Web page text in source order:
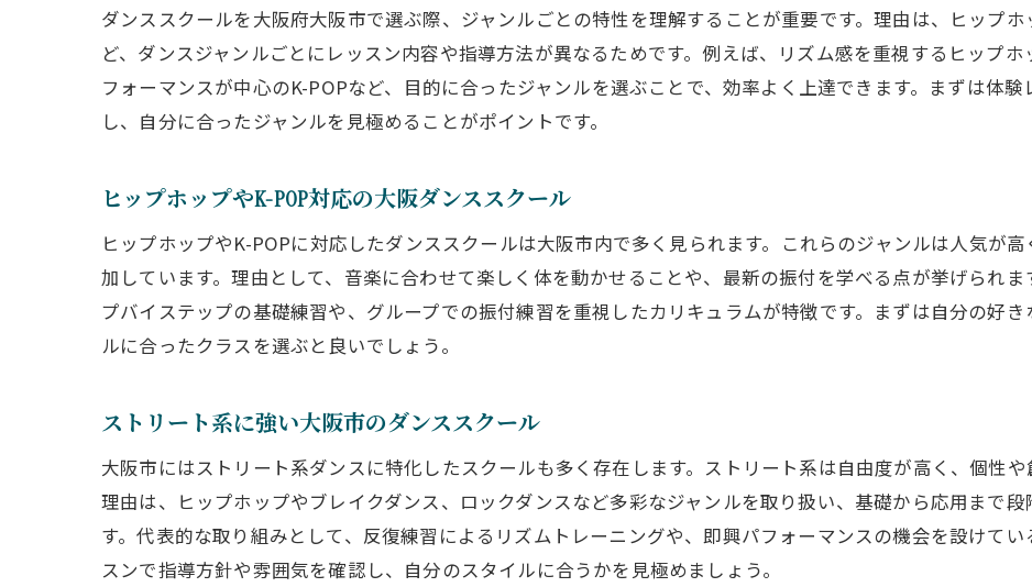
ダンススクールを大阪府大阪市で選ぶ際、ジャンルごとの特性を理解することが重要です。理由は、ヒップ
ど、ダンスジャンルごとにレッスン内容や指導方法が異なるためです。例えば、リズム感を重視するヒップ
フォーマンスが中心のK-POPなど、目的に合ったジャンルを選ぶことで、効率よく上達できます。まずは体
し、自分に合ったジャンルを見極めることがポイントです。
ヒップホップやK-POP対応の大阪ダンススクール
ヒップホップやK-POPに対応したダンススクールは大阪市内で多く見られます。これらのジャンルは人気が
加しています。理由として、音楽に合わせて楽しく体を動かせることや、最新の振付を学べる点が挙げられ
プバイステップの基礎練習や、グループでの振付練習を重視したカリキュラムが特徴です。まずは自分の好
ルに合ったクラスを選ぶと良いでしょう。
ストリート系に強い大阪市のダンススクール
大阪市にはストリート系ダンスに特化したスクールも多く存在します。ストリート系は自由度が高く、個性
理由は、ヒップホップやブレイクダンス、ロックダンスなど多彩なジャンルを取り扱い、基礎から応用まで
す。代表的な取り組みとして、反復練習によるリズムトレーニングや、即興パフォーマンスの機会を設けて
スンで指導方針や雰囲気を確認し、自分のスタイルに合うかを見極めましょう。